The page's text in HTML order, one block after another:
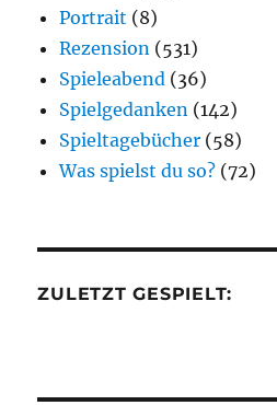
Portrait (8)
Rezension (531)
Spieleabend (36)
Spielgedanken (142)
Spieltagebücher (58)
Was spielst du so? (72)
ZULETZT GESPIELT: